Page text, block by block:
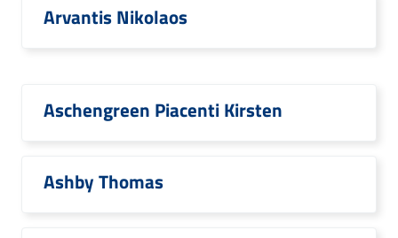
Arvantis Nikolaos
Aschengreen Piacenti Kirsten
Ashby Thomas